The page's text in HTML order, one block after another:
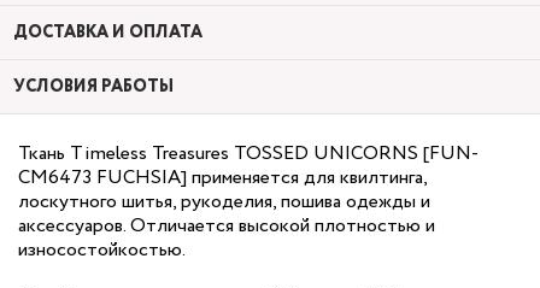
ДОСТАВКА И ОПЛАТА
УСЛОВИЯ РАБОТЫ
Ткань Timeless Treasures TOSSED UNICORNS [FUN-
CM6473 FUCHSIA] применяется для квилтинга,
лоскутного шитья, рукоделия, пошива одежды и
аксессуаров. Отличается высокой плотностью и
износостойкостью.